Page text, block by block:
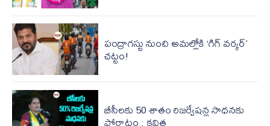
పంద్రాగస్టు నుంచి అమల్లోకి ‘గిగ్ వర్కర్’
చట్టం!
బీసీలకు 50 శాతం రిజర్వేషన్ల సాధనకు
పోరాటం : కవిత